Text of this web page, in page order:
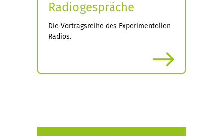
Radiogespräche
Die Vortragsreihe des Experimentellen
Radios.